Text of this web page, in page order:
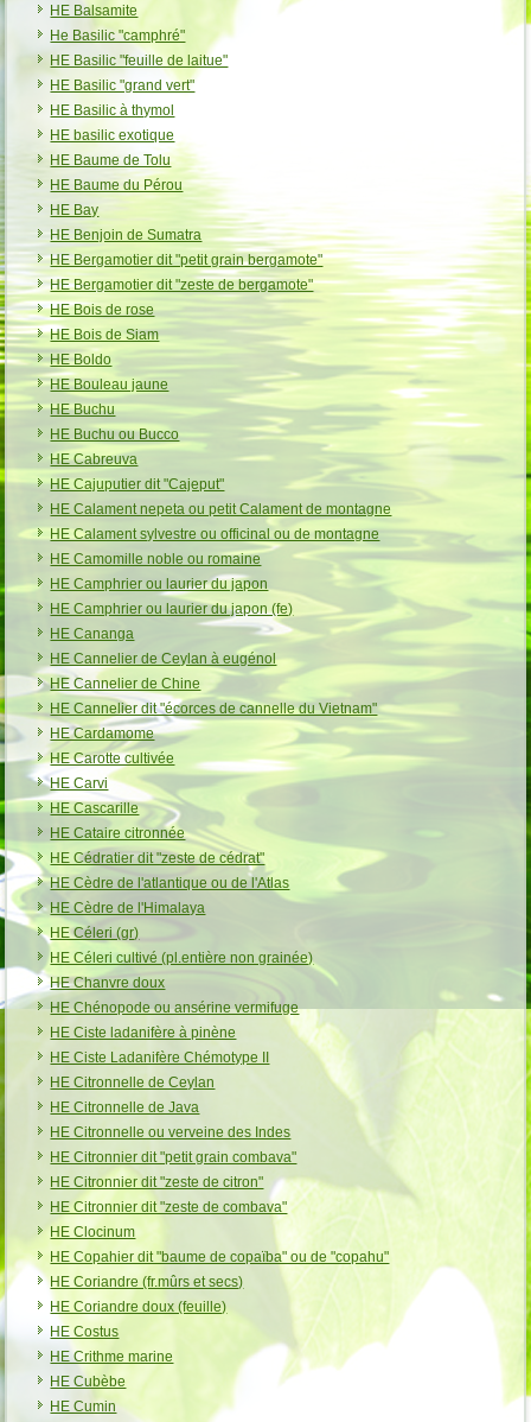
HE Balsamite
He Basilic "camphré"
HE Basilic "feuille de laitue"
HE Basilic "grand vert"
HE Basilic à thymol
HE basilic exotique
HE Baume de Tolu
HE Baume du Pérou
HE Bay
HE Benjoin de Sumatra
HE Bergamotier dit "petit grain bergamote"
HE Bergamotier dit "zeste de bergamote"
HE Bois de rose
HE Bois de Siam
HE Boldo
HE Bouleau jaune
HE Buchu
HE Buchu ou Bucco
HE Cabreuva
HE Cajuputier dit "Cajeput"
HE Calament nepeta ou petit Calament de montagne
HE Calament sylvestre ou officinal ou de montagne
HE Camomille noble ou romaine
HE Camphrier ou laurier du japon
HE Camphrier ou laurier du japon (fe)
HE Cananga
HE Cannelier de Ceylan à eugénol
HE Cannelier de Chine
HE Cannelier dit "écorces de cannelle du Vietnam"
HE Cardamome
HE Carotte cultivée
HE Carvi
HE Cascarille
HE Cataire citronnée
HE Cédratier dit "zeste de cédrat"
HE Cèdre de l'atlantique ou de l'Atlas
HE Cèdre de l'Himalaya
HE Céleri (gr)
HE Céleri cultivé (pl.entière non grainée)
HE Chanvre doux
HE Chénopode ou ansérine vermifuge
HE Ciste ladanifère à pinène
HE Ciste Ladanifère Chémotype II
HE Citronnelle de Ceylan
HE Citronnelle de Java
HE Citronnelle ou verveine des Indes
HE Citronnier dit "petit grain combava"
HE Citronnier dit "zeste de citron"
HE Citronnier dit "zeste de combava"
HE Clocinum
HE Copahier dit "baume de copaïba" ou de "copahu"
HE Coriandre (fr.mûrs et secs)
HE Coriandre doux (feuille)
HE Costus
HE Crithme marine
HE Cubèbe
HE Cumin